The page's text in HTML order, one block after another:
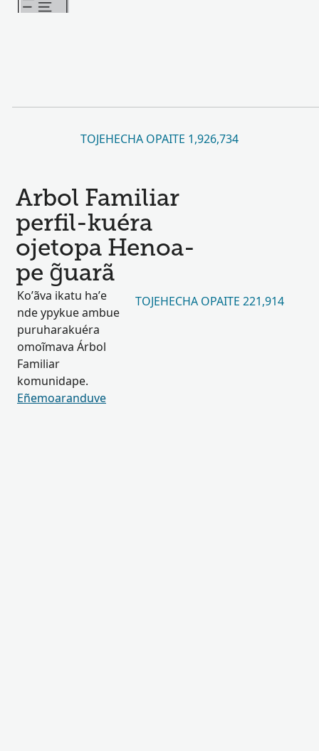
TOJEHECHA OPAITE 1,926,734
Arbol Familiar
perfil-kuéra
ojetopa Henoa-
pe g̃uarã
Ko’ãva ikatu ha’e
nde ypykue ambue
puruharakuéra
omoĩmava Árbol
Familiar
komunidape.
Eñemoaranduve
TOJEHECHA OPAITE 221,914